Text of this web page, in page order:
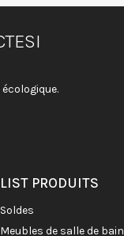
LIST PRODUITS
soldes
meubles de salle de bain